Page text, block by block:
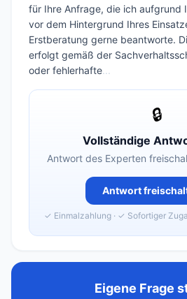
für Ihre Anfrage, die ich aufgrund
vor dem Hintergrund Ihres
Erstberatung gerne beantworte.
erfolgt gemäß der
oder fehlerhafte...
🔒
Vollständige
Antwort des Experten
Antwort
✓ Einmalzahlung · ✓ Sofortiger
Eigene Frage